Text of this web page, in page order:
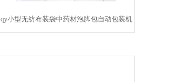
qy小型无纺布装袋中药材泡脚包自动包装机